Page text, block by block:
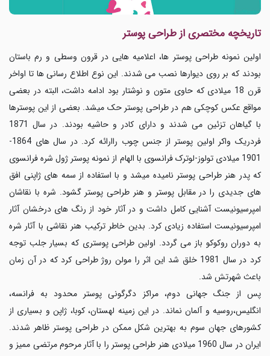
تاریخچه مختصری از طراحی پوستر
اولین نمونه طراحی پوستر ها، اعلامیه هایی در قرون وسطی و رم باستان
بودند که بر روی دیوارها نصب می شدند. این نوع اطلاع رسانی ها تا اواخر
قرن 18 میلادی که حاوی متون و نوشتار بود ادامه داشت، البته در بعضی
مواقع عکس کوچکی هم در طراحی پوستر حک میشد. بعضی از این پوسترها
با گیاهان تزئین می شدند و دارای کادر و حاشیه بودند. در سال 1871
فردریک واکر اولین پوستر از جنس چوب راارائه کرد. در سال های 1864-
1901 میلادی تولوز-لوترک فرانسوی با الهام از نمونه پوستر ژول شره فرانسوی
که پدر هنر طراحی پوستر نامیده میشد و با استفاده از سمه های ژاپنی افق
های جدیدی را در مقابل پوستر و هنر طراحی پوستر گشود. شره با نقاشان
امپرسیونیست آشنایی کامل داشت و در آثار خود از رنگ های درخشان آثار
امپرسیونیست استفاده زیادی کرد. بدین خاطر ترکیب هنر نقاشی با آثار شره
به دوران روکوکو باز می گردد. اولین طراحی پوستری که بسیار جلب توجه
کرد در سال 1981 خلق شد این اثر را مولن روژ طراحی کرد که در آن زمان
باعث شهرتش شد.
پس از جنگ جهانی دوم، مراکز دگرگونی پوستر محدود به فرانسه،
انگلیس،روسیه و آلمان نماند. در این زمینه لهستان، کوبا، ژاپن و بسیاری از
کشورهای جهان سوم به بهترین شکل ممکن در طراحی پوستر ظاهر شدند.
ایران در سال 1960 میلادی هنر طراحی پوستر را با آثار مرحوم مرتضی ممیز و